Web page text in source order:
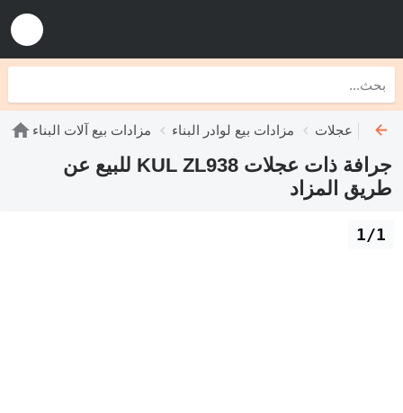
مزادات بيع آلات البناء مزادات بيع لوادر البناء ذات عجلات
جرافة ذات عجلات KUL ZL938 للبيع عن
طريق المزاد
1/1